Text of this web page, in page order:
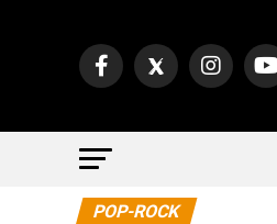
POP-ROCK